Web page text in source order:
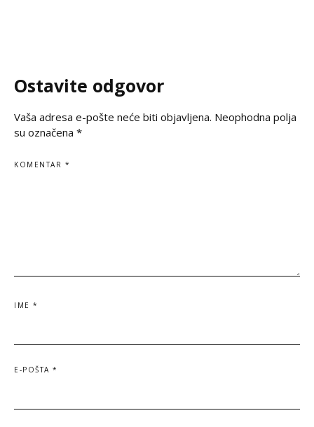
suze, nesalomivo jedinstvo dva krila
datum
Ostavite odgovor
Vaša adresa e-pošte neće biti objavljena. Neophodna polja
su označena *
KOMENTAR *
IME *
E-POŠTA *